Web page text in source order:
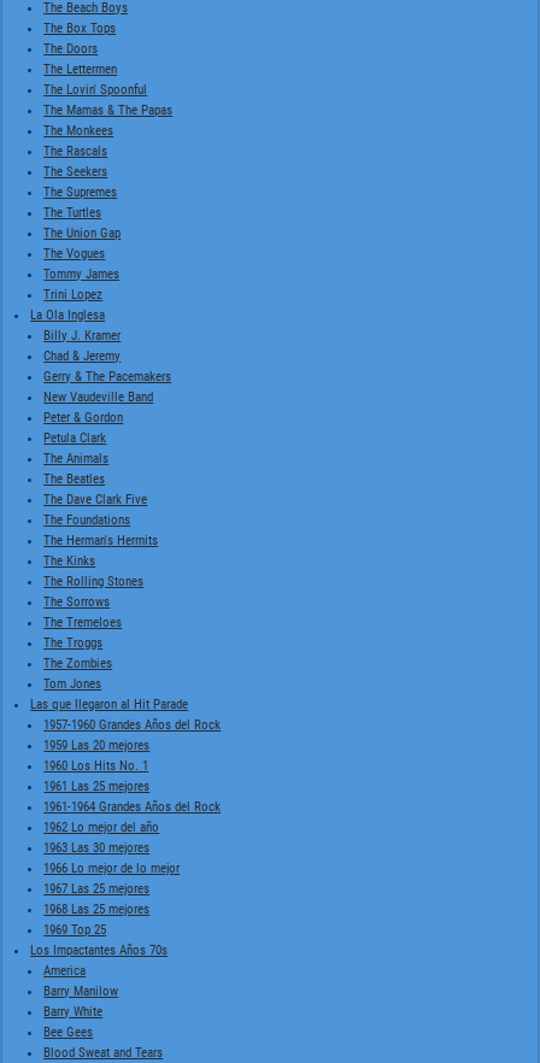
The Beach Boys
The Box Tops
The Doors
The Lettermen
The Lovin' Spoonful
The Mamas & The Papas
The Monkees
The Rascals
The Seekers
The Supremes
The Turtles
The Union Gap
The Vogues
Tommy James
Trini Lopez
La Ola Inglesa
Billy J. Kramer
Chad & Jeremy
Gerry & The Pacemakers
New Vaudeville Band
Peter & Gordon
Petula Clark
The Animals
The Beatles
The Dave Clark Five
The Foundations
The Herman's Hermits
The Kinks
The Rolling Stones
The Sorrows
The Tremeloes
The Troggs
The Zombies
Tom Jones
Las que llegaron al Hit Parade
1957-1960 Grandes Años del Rock
1959 Las 20 mejores
1960 Los Hits No. 1
1961 Las 25 mejores
1961-1964 Grandes Años del Rock
1962 Lo mejor del año
1963 Las 30 mejores
1966 Lo mejor de lo mejor
1967 Las 25 mejores
1968 Las 25 mejores
1969 Top 25
Los Impactantes Años 70s
America
Barry Manilow
Barry White
Bee Gees
Blood Sweat and Tears